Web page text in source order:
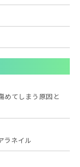
めてしまう原因と
ラネイル